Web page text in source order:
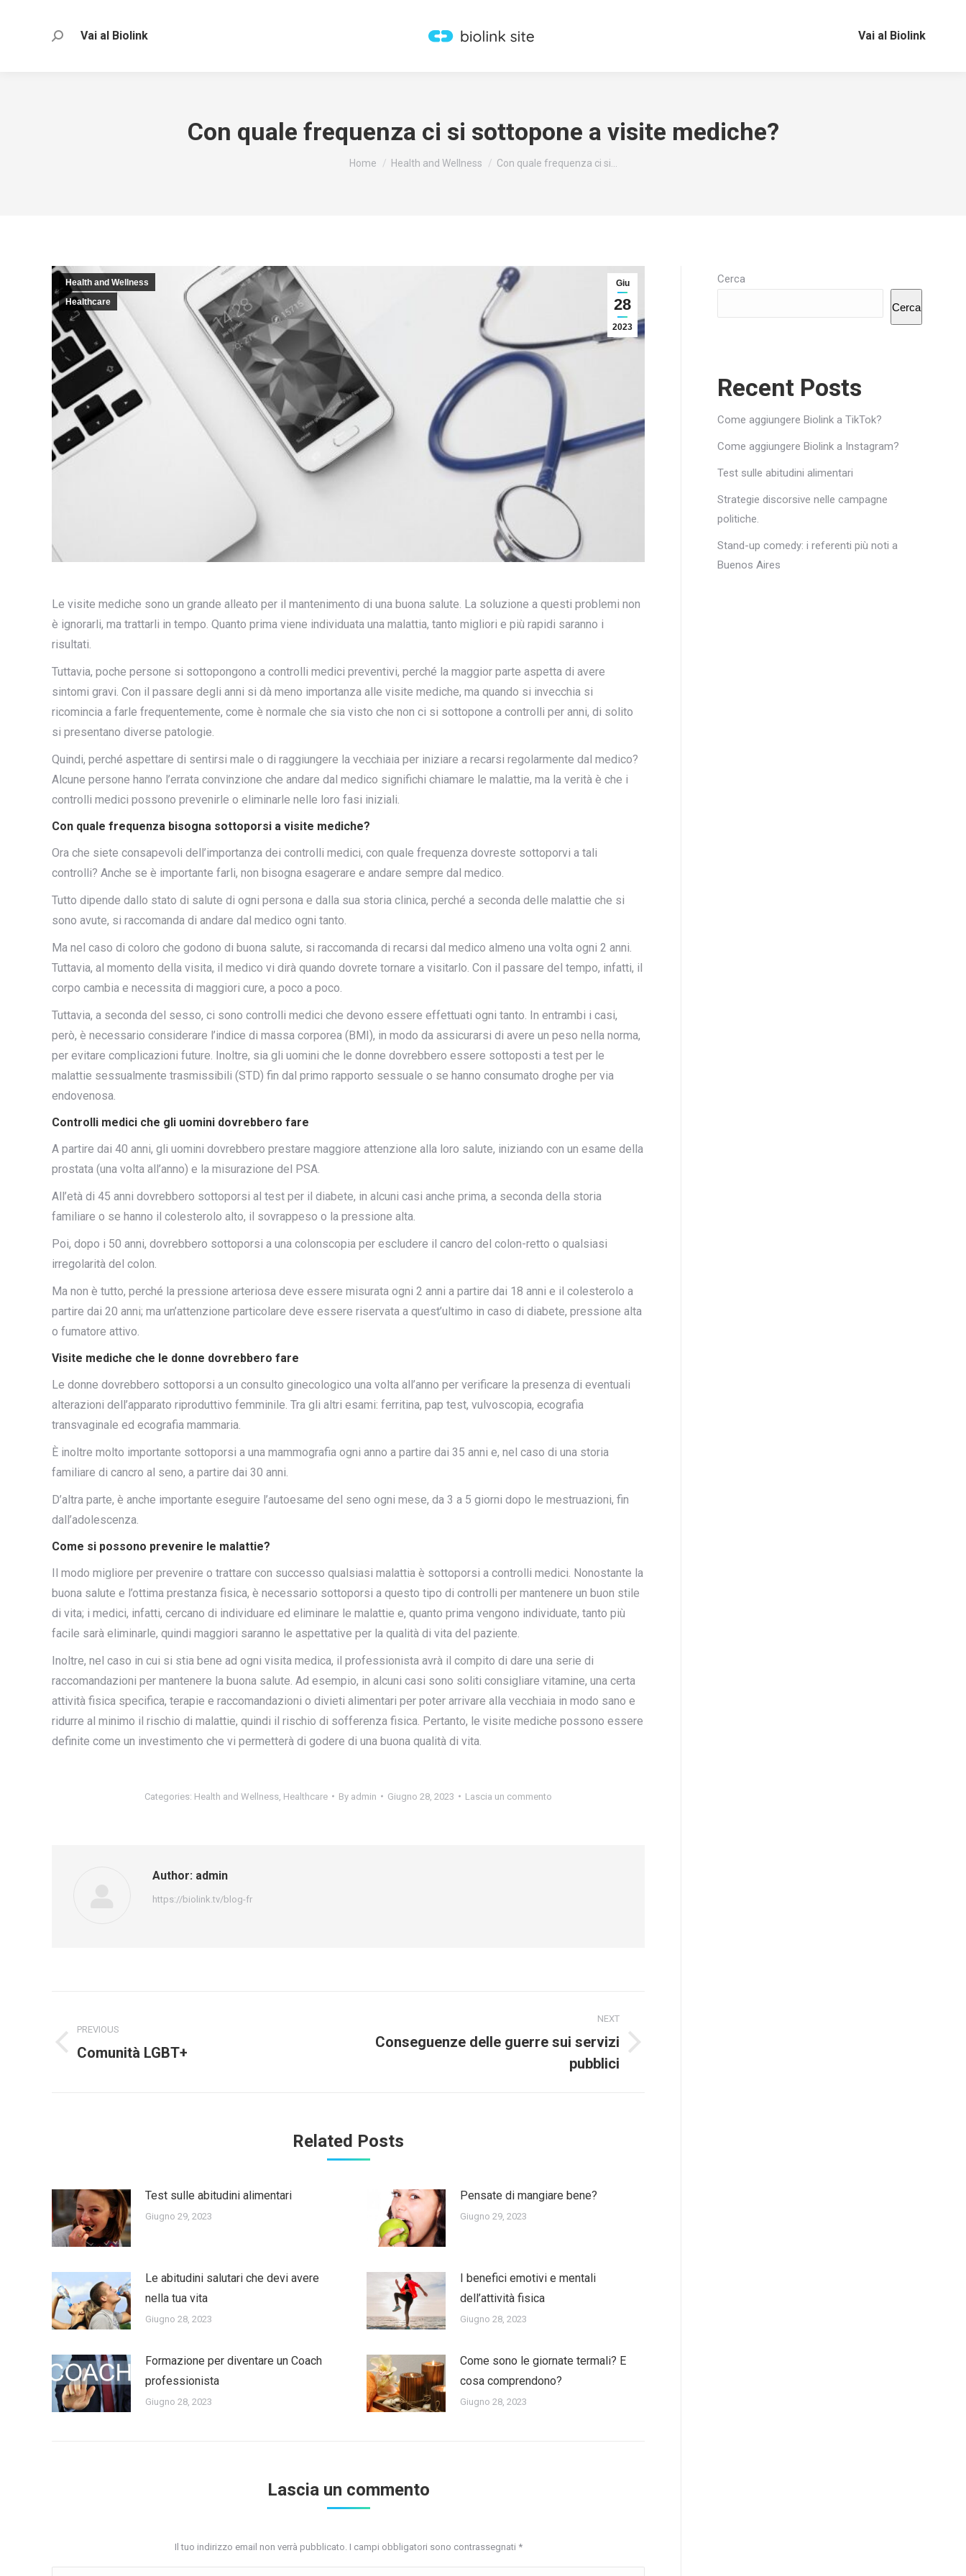
Vai al Biolink
Search: Vai al Biolink
Con quale frequenza ci si sottopone a visite mediche?
You are here:
Home Health and Wellness Con quale frequenza ci si…
Giu
28
2023
Health and Wellness
Healthcare
Le visite mediche sono un grande alleato per il mantenimento di una buona salute. La soluzione a questi problemi non
è ignorarli, ma trattarli in tempo. Quanto prima viene individuata una malattia, tanto migliori e più rapidi saranno i
risultati.
Tuttavia, poche persone si sottopongono a controlli medici preventivi, perché la maggior parte aspetta di avere
sintomi gravi. Con il passare degli anni si dà meno importanza alle visite mediche, ma quando si invecchia si
ricomincia a farle frequentemente, come è normale che sia visto che non ci si sottopone a controlli per anni, di solito
si presentano diverse patologie.
Quindi, perché aspettare di sentirsi male o di raggiungere la vecchiaia per iniziare a recarsi regolarmente dal medico?
Alcune persone hanno l’errata convinzione che andare dal medico significhi chiamare le malattie, ma la verità è che i
controlli medici possono prevenirle o eliminarle nelle loro fasi iniziali.
Con quale frequenza bisogna sottoporsi a visite mediche?
Ora che siete consapevoli dell’importanza dei controlli medici, con quale frequenza dovreste sottoporvi a tali
controlli? Anche se è importante farli, non bisogna esagerare e andare sempre dal medico.
Tutto dipende dallo stato di salute di ogni persona e dalla sua storia clinica, perché a seconda delle malattie che si
sono avute, si raccomanda di andare dal medico ogni tanto.
Ma nel caso di coloro che godono di buona salute, si raccomanda di recarsi dal medico almeno una volta ogni 2 anni.
Tuttavia, al momento della visita, il medico vi dirà quando dovrete tornare a visitarlo. Con il passare del tempo, infatti, il
corpo cambia e necessita di maggiori cure, a poco a poco.
Tuttavia, a seconda del sesso, ci sono controlli medici che devono essere effettuati ogni tanto. In entrambi i casi,
però, è necessario considerare l’indice di massa corporea (BMI), in modo da assicurarsi di avere un peso nella norma,
per evitare complicazioni future. Inoltre, sia gli uomini che le donne dovrebbero essere sottoposti a test per le
malattie sessualmente trasmissibili (STD) fin dal primo rapporto sessuale o se hanno consumato droghe per via
endovenosa.
Controlli medici che gli uomini dovrebbero fare
A partire dai 40 anni, gli uomini dovrebbero prestare maggiore attenzione alla loro salute, iniziando con un esame della
prostata (una volta all’anno) e la misurazione del PSA.
All’età di 45 anni dovrebbero sottoporsi al test per il diabete, in alcuni casi anche prima, a seconda della storia
familiare o se hanno il colesterolo alto, il sovrappeso o la pressione alta.
Poi, dopo i 50 anni, dovrebbero sottoporsi a una colonscopia per escludere il cancro del colon-retto o qualsiasi
irregolarità del colon.
Ma non è tutto, perché la pressione arteriosa deve essere misurata ogni 2 anni a partire dai 18 anni e il colesterolo a
partire dai 20 anni; ma un’attenzione particolare deve essere riservata a quest’ultimo in caso di diabete, pressione alta
o fumatore attivo.
Visite mediche che le donne dovrebbero fare
Le donne dovrebbero sottoporsi a un consulto ginecologico una volta all’anno per verificare la presenza di eventuali
alterazioni dell’apparato riproduttivo femminile. Tra gli altri esami: ferritina, pap test, vulvoscopia, ecografia
transvaginale ed ecografia mammaria.
È inoltre molto importante sottoporsi a una mammografia ogni anno a partire dai 35 anni e, nel caso di una storia
familiare di cancro al seno, a partire dai 30 anni.
D’altra parte, è anche importante eseguire l’autoesame del seno ogni mese, da 3 a 5 giorni dopo le mestruazioni, fin
dall’adolescenza.
Come si possono prevenire le malattie?
Il modo migliore per prevenire o trattare con successo qualsiasi malattia è sottoporsi a controlli medici. Nonostante la
buona salute e l’ottima prestanza fisica, è necessario sottoporsi a questo tipo di controlli per mantenere un buon stile
di vita; i medici, infatti, cercano di individuare ed eliminare le malattie e, quanto prima vengono individuate, tanto più
facile sarà eliminarle, quindi maggiori saranno le aspettative per la qualità di vita del paziente.
Inoltre, nel caso in cui si stia bene ad ogni visita medica, il professionista avrà il compito di dare una serie di
raccomandazioni per mantenere la buona salute. Ad esempio, in alcuni casi sono soliti consigliare vitamine, una certa
attività fisica specifica, terapie e raccomandazioni o divieti alimentari per poter arrivare alla vecchiaia in modo sano e
ridurre al minimo il rischio di malattie, quindi il rischio di sofferenza fisica. Pertanto, le visite mediche possono essere
definite come un investimento che vi permetterà di godere di una buona qualità di vita.
Categories: Health and Wellness Healthcare By admin Giugno 28, 2023 Lascia un commento
Author: admin
https://biolink.tv/blog-fr
navigation
PREVIOUS
Previous
Comunità LGBT+
NEXT
Next
Conseguenze delle guerre sui servizi
pubblici
Related Posts
Test sulle abitudini alimentari
Giugno 29, 2023
Pensate di mangiare bene?
Giugno 29, 2023
Le abitudini salutari che devi avere
nella tua vita
Giugno 28, 2023
I benefici emotivi e mentali
dell’attività fisica
Giugno 28, 2023
Formazione per diventare un Coach
professionista
Giugno 28, 2023
Come sono le giornate termali? E
cosa comprendono?
Giugno 28, 2023
Lascia un commento
Il tuo indirizzo email non verrà pubblicato. I campi obbligatori sono contrassegnati *
Cerca
Cerca
Recent Posts
Come aggiungere Biolink a TikTok?
Come aggiungere Biolink a Instagram?
Test sulle abitudini alimentari
Strategie discorsive nelle campagne
politiche.
Stand-up comedy: i referenti più noti a
Buenos Aires